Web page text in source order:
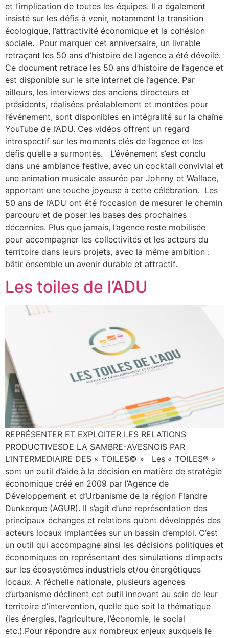
et l’implication de toutes les équipes. Il a également
insisté sur les défis à venir, notamment la transition
écologique, l’attractivité économique et la cohésion
sociale. Pour marquer cet anniversaire, un livrable
retraçant les 50 ans d’histoire de l’agence a été dévoilé.
Ce document retrace les 50 ans d’histoire de l’agence et
est disponible sur le site internet de l’agence. Par
ailleurs, les interviews des anciens directeurs et
présidents, réalisées préalablement et montées pour
l’événement, sont disponibles en intégralité sur la chaîne
YouTube de l’ADU. Ces vidéos offrent un regard
introspectif sur les moments clés de l’agence et les
défis qu’elle a surmontés. L’événement s’est conclu
dans une ambiance festive, avec un cocktail convivial et
une animation musicale assurée par Johnny et Wallace,
apportant une touche joyeuse à cette célébration. Les
50 ans de l’ADU ont été l’occasion de mesurer le chemin
parcouru et de poser les bases des prochaines
décennies. Plus que jamais, l’agence reste mobilisée
pour accompagner les collectivités et les acteurs du
territoire dans leurs projets, avec la même ambition :
bâtir ensemble un avenir durable et attractif.
Les toiles de l’ADU
REPRÉSENTER ET EXPLOITER LES RELATIONS
PRODUCTIVESDE LA SAMBRE-AVESNOIS PAR
L’INTERMEDIAIRE DES « TOILES© » Les « TOILES® »
sont un outil d’aide à la décision en matière de stratégie
économique créé en 2009 par l’Agence de
Développement et d’Urbanisme de la région Flandre
Dunkerque (AGUR). Il s’agit d’une représentation des
principaux échanges et relations qu’ont développés des
acteurs locaux implantées sur un bassin d’emploi. C’est
un outil qui accompagne ainsi les décisions politiques et
économiques en représentant des simulations d’impacts
sur les écosystèmes industriels et/ou énergétiques
locaux. A l’échelle nationale, plusieurs agences
d’urbanisme déclinent cet outil innovant au sein de leur
territoire d’intervention, quelle que soit la thématique
(les énergies, l’agriculture, l’économie, le social
etc.).Pour répondre aux nombreux enjeux auxquels le